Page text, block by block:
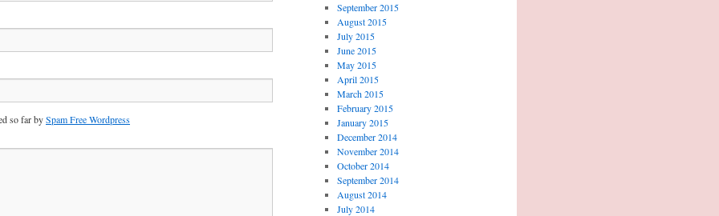
so far bySpam Free Wordpress
September 2015
August 2015
July 2015
June 2015
May 2015
April 2015
March 2015
February 2015
January 2015
December 2014
November 2014
October 2014
September 2014
August 2014
July 2014